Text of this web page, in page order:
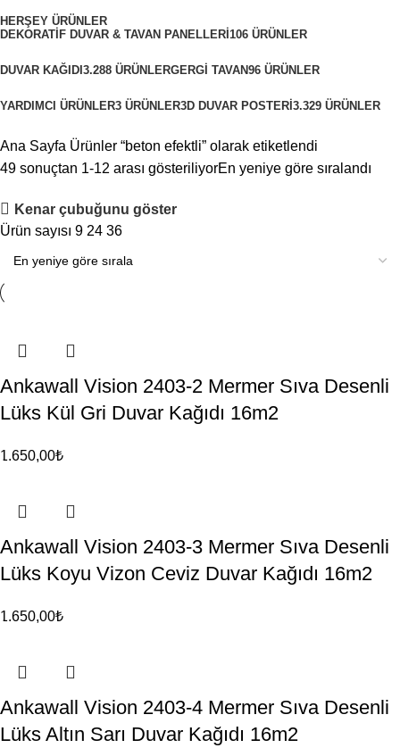
HERŞEY ÜRÜNLER
DEKORATIF DUVAR & TAVAN PANELLERI 106 ÜRÜNLER
DUVAR KAĞIDI 3.288 ÜRÜNLERGERGI TAVAN96 ÜRÜNLER
YARDIMCI ÜRÜNLER3 ÜRÜNLER3D DUVAR POSTERI 3.329 ÜRÜNLER
Ana Sayfa Ürünler “beton efektli” olarak etiketlendi
49 sonuçtan 1-12 arası gösteriliyorEn yeniye göre sıralandı
Kenar çubuğunu göster
Ürün sayısı 9 24 36
Ankawall Vision 2403-2 Mermer Sıva Desenli
Lüks Kül Gri Duvar Kağıdı 16m2
1.650,00₺
Ankawall Vision 2403-3 Mermer Sıva Desenli
Lüks Koyu Vizon Ceviz Duvar Kağıdı 16m2
1.650,00₺
Ankawall Vision 2403-4 Mermer Sıva Desenli
Lüks Altın Sarı Duvar Kağıdı 16m2